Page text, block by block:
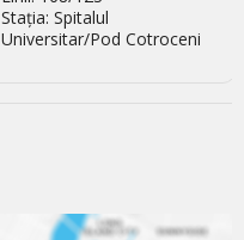
Stația: Spitalul
Universitar/Pod Cotroceni